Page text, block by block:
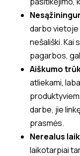
darbo vietoje
nešališki. Kai
pagarbos,
Aiškumo
atliekami,
darbe, jie
prasmės.
Nerealus
laikotarpiai